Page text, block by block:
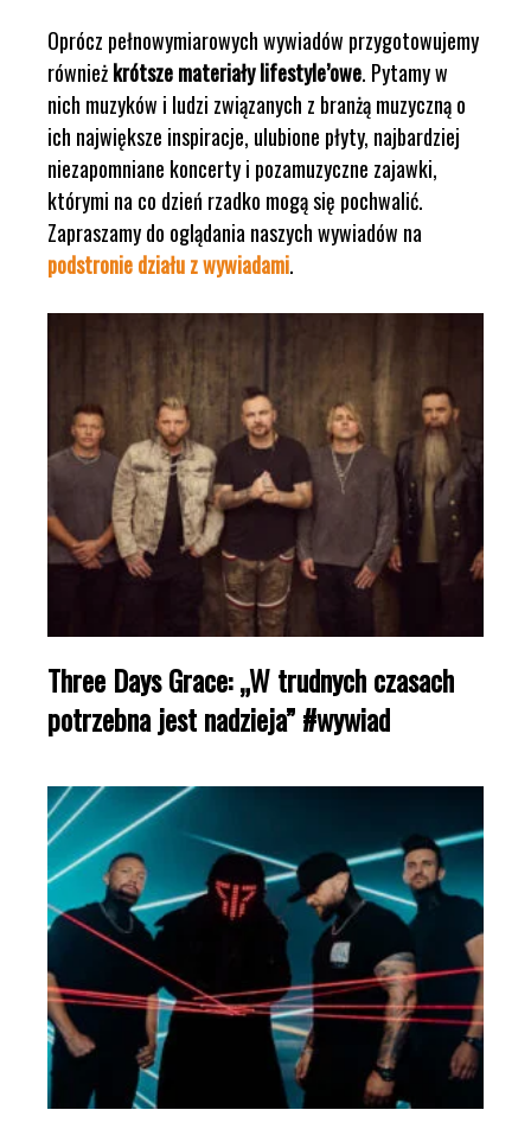
Oprócz pełnowymiarowych wywiadów przygotowujemy
równieżkrótsze materiały lifestyle’owe. Pytamy w
nich muzyków i ludzi związanych z branżą muzyczną o
ich największe inspiracje, ulubione płyty, najbardziej
niezapomniane koncerty i pozamuzyczne zajawki,
którymi na co dzień rzadko mogą się pochwalić.
Zapraszamy do oglądania naszych wywiadów na
podstronie działu z wywiadami.
Three Days Grace: „W trudnych czasach
potrzebna jest nadzieja” #wywiad